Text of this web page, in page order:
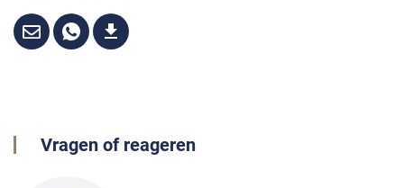
Vragen of reageren